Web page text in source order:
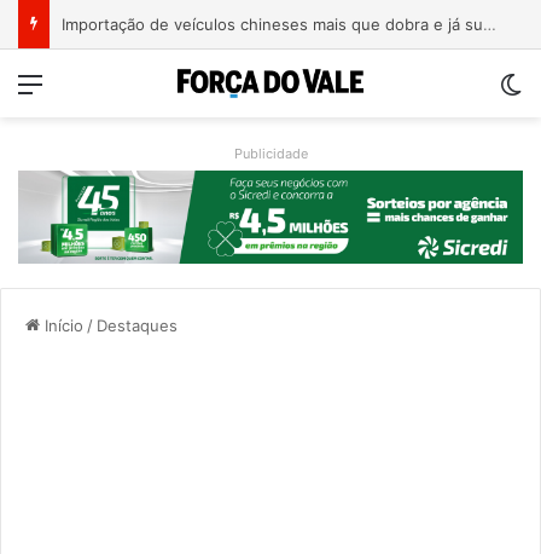
Importação de veículos chineses mais que dobra e já supera metade das compras externas do Brasil
Menu
Publicidade
Início / Destaques